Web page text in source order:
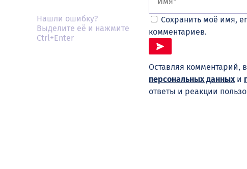
Нашли ошибку?
Выделите её и нажмите
Ctrl+Enter
Сохранить моё имя,
комментариев.
Оставляя комментарий,
персональных данныхи
ответы и реакции